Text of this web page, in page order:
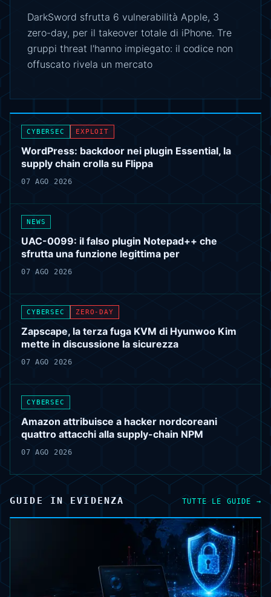
DarkSword sfrutta 6 vulnerabilità Apple, 3
zero-day, per il takeover totale di iPhone. Tre
gruppi threat l'hanno impiegato: il codice non
offuscato rivela un mercato
CYBERSEC EXPLOIT
WordPress: backdoor nei plugin Essential, la
supply chain crolla su Flippa
07 AGO 2026
NEWS
UAC-0099: il falso plugin Notepad++ che
sfrutta una funzione legittima per
07 AGO 2026
CYBERSEC ZERO-DAY
Zapscape, la terza fuga KVM di Hyunwoo Kim
mette in discussione la sicurezza
07 AGO 2026
CYBERSEC
Amazon attribuisce a hacker nordcoreani
quattro attacchi alla supply-chain NPM
07 AGO 2026
GUIDE IN EVIDENZA TUTTE LE GUIDE →